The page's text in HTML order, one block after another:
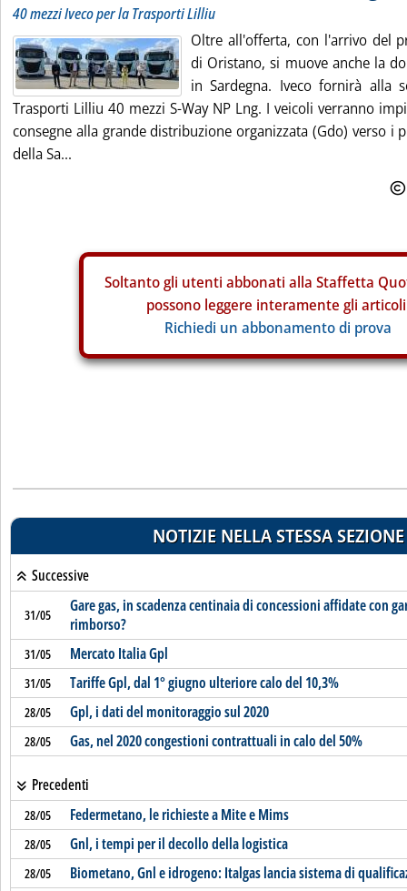
40 mezzi Iveco per la Trasporti Lilliu
Oltre all'offerta, con l'arrivo del
di Oristano, si muove anche la
in Sardegna. Iveco fornirà alla
Trasporti Lilliu 40 mezzi S-Way NP Lng. I veicoli verranno
consegne alla grande distribuzione organizzata (Gdo) verso i
della Sa...
Soltanto gli utenti abbonati alla Staffetta
possono leggere interamente gli
Richiedi un abbonamento di prova
NOTIZIE NELLA STESSA SEZIONE
Successive
31/05
Gare gas, in scadenza centinaia di concessioni affidate con
rimborso?
31/05 Mercato Italia Gpl
31/05 Tariffe Gpl, dal 1° giugno ulteriore calo del 10,3%
28/05 Gpl, i dati del monitoraggio sul 2020
28/05 Gas, nel 2020 congestioni contrattuali in calo del 50%
Precedenti
28/05 Federmetano, le richieste a Mite e Mims
28/05 Gnl, i tempi per il decollo della logistica
28/05 Biometano, Gnl e idrogeno: Italgas lancia sistema di